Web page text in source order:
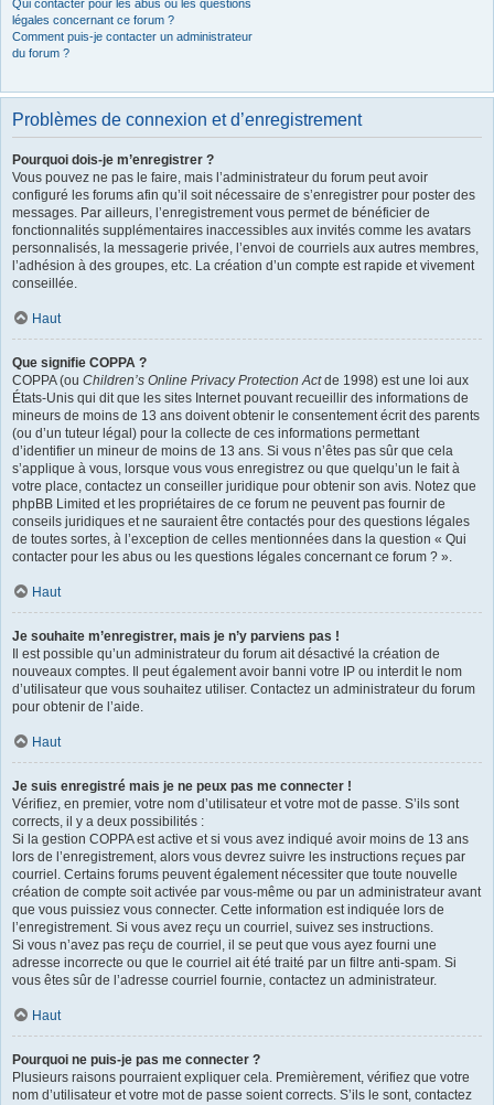
Qui contacter pour les abus ou les questions
légales concernant ce forum ?
Comment puis-je contacter un administrateur
du forum ?
Problèmes de connexion et d’enregistrement
Pourquoi dois-je m’enregistrer ?
Vous pouvez ne pas le faire, mais l’administrateur du forum peut avoir
configuré les forums afin qu’il soit nécessaire de s’enregistrer pour poster des
messages. Par ailleurs, l’enregistrement vous permet de bénéficier de
fonctionnalités supplémentaires inaccessibles aux invités comme les avatars
personnalisés, la messagerie privée, l’envoi de courriels aux autres membres,
l’adhésion à des groupes, etc. La création d’un compte est rapide et vivement
conseillée.
Haut
Que signifie COPPA ?
COPPA (ou Children’s Online Privacy Protection Actde 1998) est une loi aux
États-Unis qui dit que les sites Internet pouvant recueillir des informations de
mineurs de moins de 13 ans doivent obtenir le consentement écrit des parents
(ou d’un tuteur légal) pour la collecte de ces informations permettant
d’identifier un mineur de moins de 13 ans. Si vous n’êtes pas sûr que cela
s’applique à vous, lorsque vous vous enregistrez ou que quelqu’un le fait à
votre place, contactez un conseiller juridique pour obtenir son avis. Notez que
phpBB Limited et les propriétaires de ce forum ne peuvent pas fournir de
conseils juridiques et ne sauraient être contactés pour des questions légales
de toutes sortes, à l’exception de celles mentionnées dans la question « Qui
contacter pour les abus ou les questions légales concernant ce forum ? ».
Haut
Je souhaite m’enregistrer, mais je n’y parviens pas !
Il est possible qu’un administrateur du forum ait désactivé la création de
nouveaux comptes. Il peut également avoir banni votre IP ou interdit le nom
d’utilisateur que vous souhaitez utiliser. Contactez un administrateur du forum
pour obtenir de l’aide.
Haut
Je suis enregistré mais je ne peux pas me connecter !
Vérifiez, en premier, votre nom d’utilisateur et votre mot de passe. S’ils sont
corrects, il y a deux possibilités :
Si la gestion COPPA est active et si vous avez indiqué avoir moins de 13 ans
lors de l’enregistrement, alors vous devrez suivre les instructions reçues par
courriel. Certains forums peuvent également nécessiter que toute nouvelle
création de compte soit activée par vous-même ou par un administrateur avant
que vous puissiez vous connecter. Cette information est indiquée lors de
l’enregistrement. Si vous avez reçu un courriel, suivez ses instructions.
Si vous n’avez pas reçu de courriel, il se peut que vous ayez fourni une
adresse incorrecte ou que le courriel ait été traité par un filtre anti-spam. Si
vous êtes sûr de l’adresse courriel fournie, contactez un administrateur.
Haut
Pourquoi ne puis-je pas me connecter ?
Plusieurs raisons pourraient expliquer cela. Premièrement, vérifiez que votre
nom d’utilisateur et votre mot de passe soient corrects. S’ils le sont, contactez